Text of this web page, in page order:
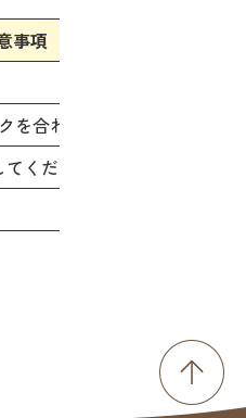
事項
合わせた品物など、異な
ください。